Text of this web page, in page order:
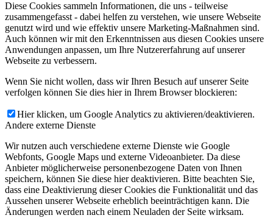
Diese Cookies sammeln Informationen, die uns - teilweise
zusammengefasst - dabei helfen zu verstehen, wie unsere Webseite
genutzt wird und wie effektiv unsere Marketing-Maßnahmen sind.
Auch können wir mit den Erkenntnissen aus diesen Cookies unsere
Anwendungen anpassen, um Ihre Nutzererfahrung auf unserer
Webseite zu verbessern.
Wenn Sie nicht wollen, dass wir Ihren Besuch auf unserer Seite
verfolgen können Sie dies hier in Ihrem Browser blockieren:
Hier klicken, um Google Analytics zu aktivieren/deaktivieren.
Andere externe Dienste
Wir nutzen auch verschiedene externe Dienste wie Google
Webfonts, Google Maps und externe Videoanbieter. Da diese
Anbieter möglicherweise personenbezogene Daten von Ihnen
speichern, können Sie diese hier deaktivieren. Bitte beachten Sie,
dass eine Deaktivierung dieser Cookies die Funktionalität und das
Aussehen unserer Webseite erheblich beeinträchtigen kann. Die
Änderungen werden nach einem Neuladen der Seite wirksam.